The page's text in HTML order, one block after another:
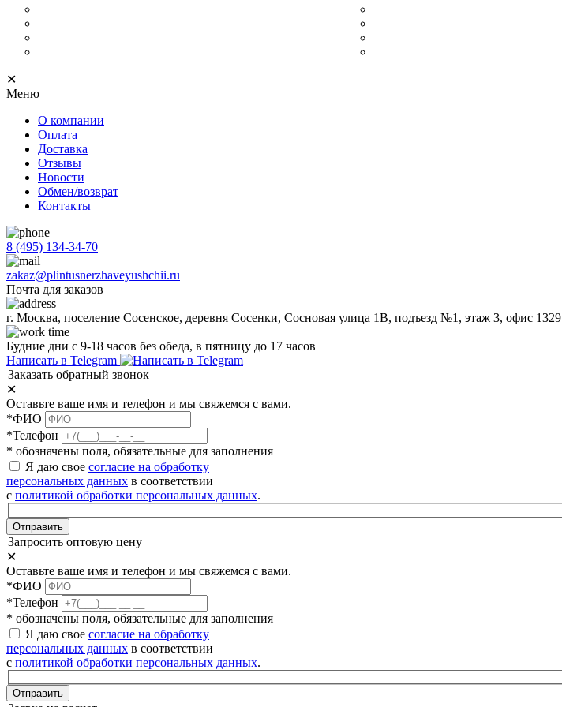
✕
Меню
О компании
Оплата
Доставка
Отзывы
Новости
Обмен/возврат
Контакты
8 (495) 134-34-70
zakaz@plintusnerzhaveyushchii.ru
Почта для заказов
г. Москва, поселение Сосенское, деревня Сосенки, Сосновая улица 1В, подъезд №1, этаж 3, офис 1329
Будние дни с 9-18 часов без обеда, в пятницу до 17 часов
Написать в Telegram
Заказать обратный звонок
✕
Оставьте ваше имя и телефон и мы свяжемся с вами.
*ФИО
*Телефон
* обозначены поля, обязательные для заполнения
Я даю свое согласие на обработку
персональных данных в соответствии
с политикой обработки персональных данных.
Отправить
Запросить оптовую цену
✕
Оставьте ваше имя и телефон и мы свяжемся с вами.
*ФИО
*Телефон
* обозначены поля, обязательные для заполнения
Я даю свое согласие на обработку
персональных данных в соответствии
с политикой обработки персональных данных.
Отправить